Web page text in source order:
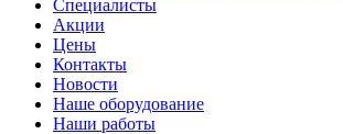
Специалисты
Акции
Цены
Контакты
Новости
Наше оборудование
Наши работы